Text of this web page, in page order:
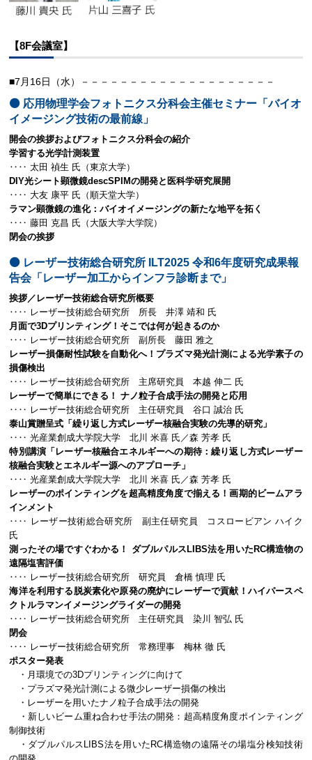
【8F会議室】
■7月16日（水）－－－－－－－－－－－－－－－－－－－－
⚫️ 応用物理学会フォトニクス分科会主催セミナー「バイオ
イメージング技術の最前線」
開会の挨拶およびフォトニクス分科会の紹介
学習する光学計測装置
‥‥ 太田 禎生 氏（東京大学）
DIY光シート顕微鏡descSPIMの開発と医科学研究展開
‥‥ 大友 康平 氏（順天堂大学）
ラマン顕微鏡の進化：バイオイメージングの新たな地平を拓く
‥‥ 藤田 克昌 氏（大阪大学大学院）
閉会の挨拶
⚫️ レーザー技術総合研究所 ILT2025 令和6年度研究成果報
告会「レーザー加工からインフラ診断まで」
挨拶／レーザー技術総合研究所概要
‥‥ レーザー技術総合研究所 所長 井澤 靖和 氏
月面で3Dプリンティング！そこでは何が起きるのか
‥‥ レーザー技術総合研究所 副所長 藤田 雅之
レーザー損傷耐性試験を自動化へ！プラズマ発光計測による光学素子の
損傷検出
‥‥ レーザー技術総合研究所 主席研究員 本越 伸二 氏
レーザーで簡単にできる！ ナノ粒子合成手法の開発と応用
‥‥ レーザー技術総合研究所 主任研究員 谷口 誠治 氏
泰山賞贈呈式「繰り返し方式レーザー核融合実験の先導的研究」
‥‥ 光産業創成大学院大学 北川 米喜 氏／森 芳孝 氏
特別講演「レーザー核融合エネルギーへの期待：繰り返し方式レーザー
核融合実験とエネルギー源へのアプローチ」
‥‥ 光産業創成大学院大学 北川 米喜 氏／森 芳孝 氏
レーザーのポインティングを超高精度角度で揃える！画期的ビームアラ
インメント
‥‥ レーザー技術総合研究所 副主任研究員 コスロービアン ハイク
氏
測ったその場ですぐわかる！ ダブルパルスLIBS法を用いたRC構造物の
遠隔塩害評価
‥‥ レーザー技術総合研究所 研究員 倉橋 慎理 氏
海洋を利用する脱炭素化や原発の廃炉にレーザーで貢献！ハイパースペ
クトルラマンイメージングライダーの開発
‥‥ レーザー技術総合研究所 主任研究員 染川 智弘 氏
閉会
‥‥ レーザー技術総合研究所 常務理事 梅林 徹 氏
ポスター発表
・月環境での3Dプリンティングに向けて
・プラズマ発光計測による微少レーザー損傷の検出
・レーザーを用いたナノ粒子合成手法の開発
・新しいビーム重ね合わせ手法の開発：超高精度角度ポインティング
制御技術
・ダブルパルスLIBS法を用いたRC構造物の遠隔その場塩分検知技術
の開発